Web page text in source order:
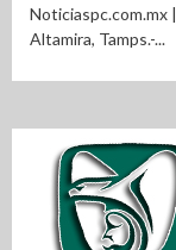
Noticiaspc.com.mx |
Altamira, Tamps.-...